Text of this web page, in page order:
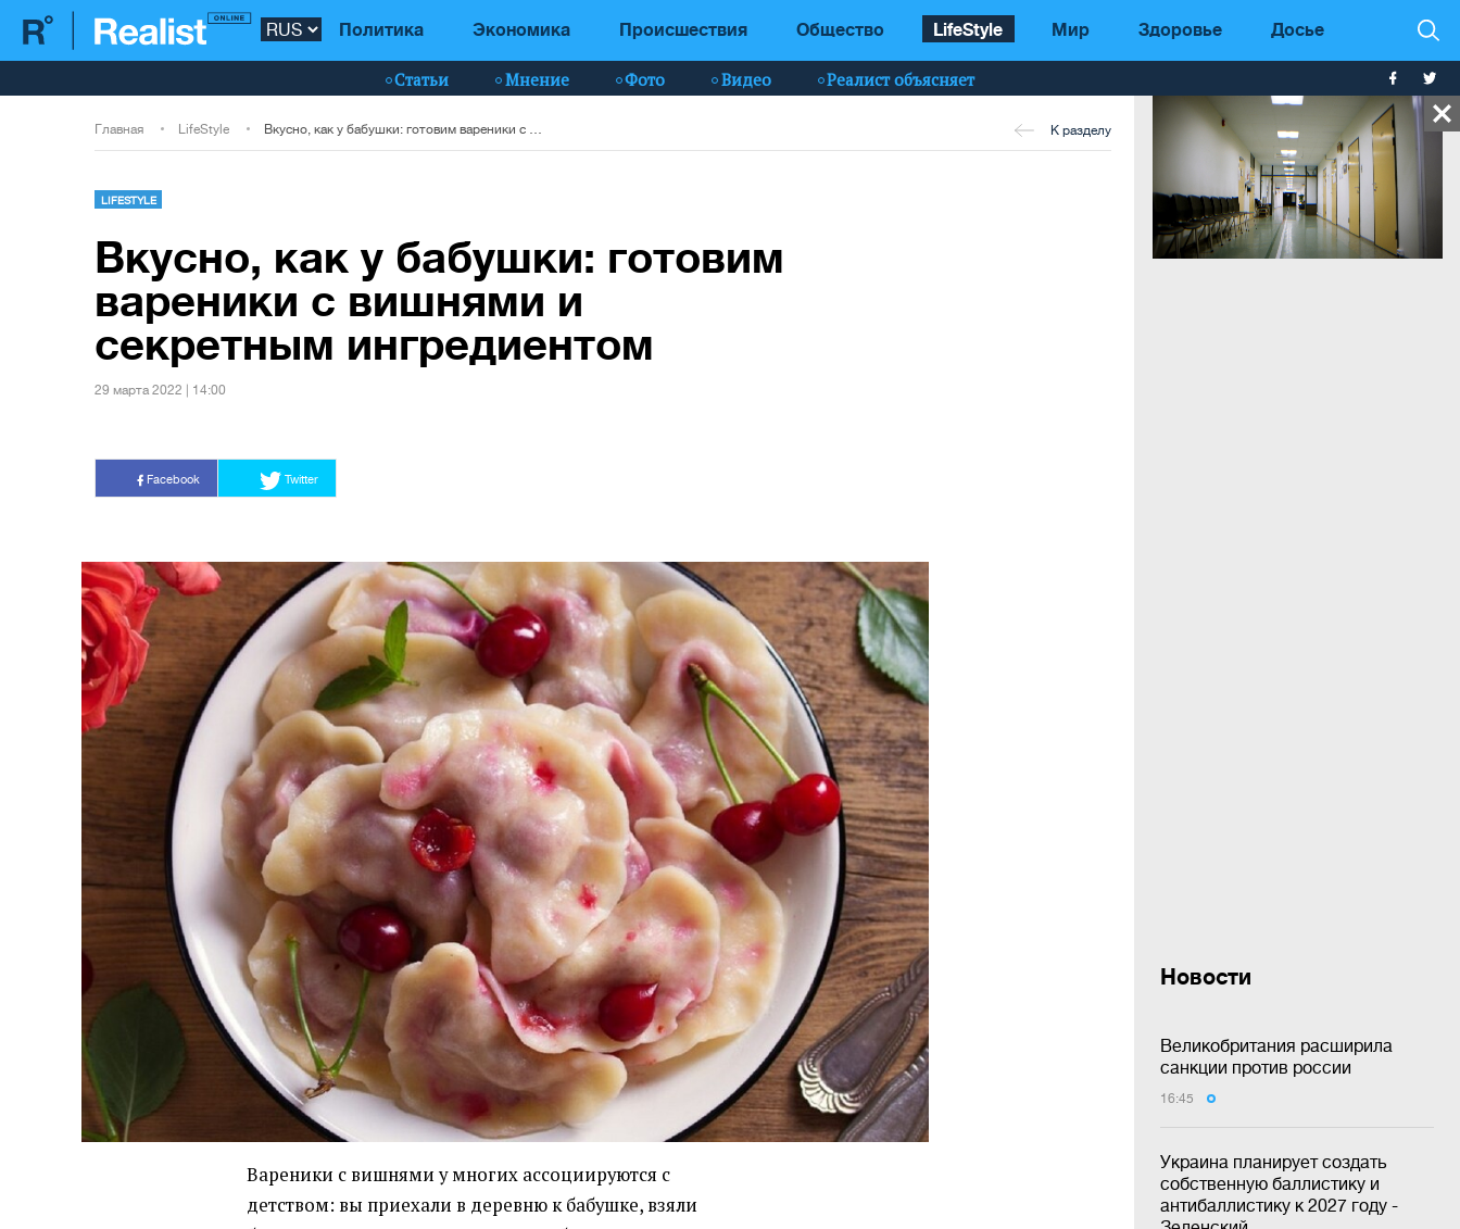
Политика Экономика Происшествия Общество LifeStyle Мир Здоровье Досье
Статьи Мнение Фото Видео Реалист объясняет
Новости
Великобритания расширила
санкции против россии
16:45
Украина планирует создать
собственную баллистику и
антибаллистику к 2027 году -
Главная LifeStyle К разделу
LIFESTYLE
Вкусно, как у бабушки: готовим
вареники с вишнями и
секретным ингредиентом
29 марта 2022 | 14:00
Facebook Twitter
Вареники с вишнями у многих ассоциируются с
детством: вы приехали в деревню к бабушке, взяли